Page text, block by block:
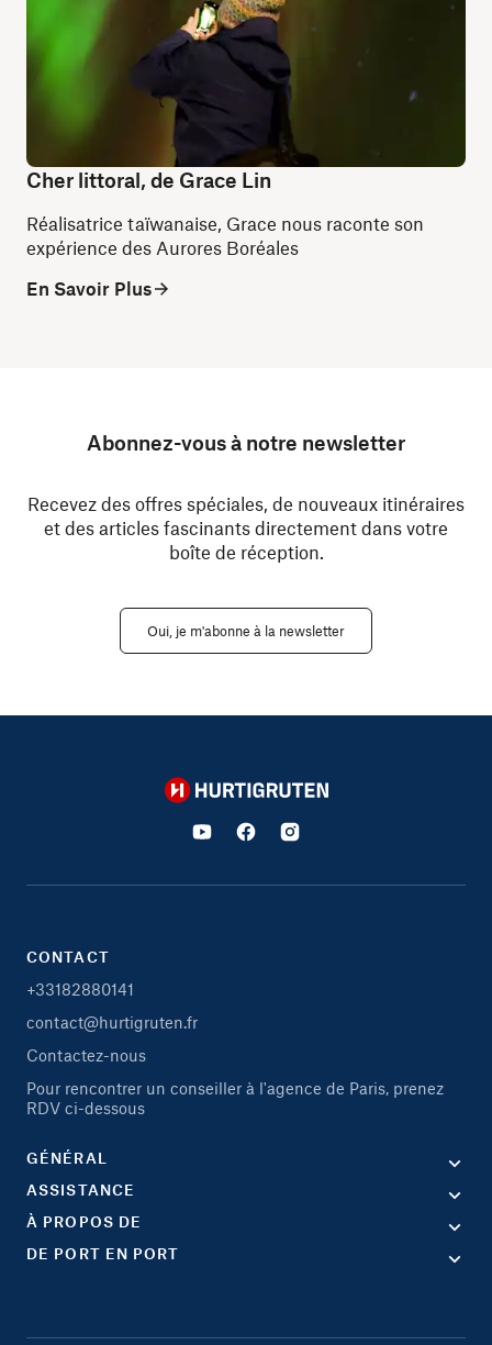
Cher littoral, de Grace Lin
Réalisatrice taïwanaise, Grace nous raconte son
expérience des Aurores Boréales
En Savoir Plus
Abonnez-vous à notre newsletter
Recevez des offres spéciales, de nouveaux itinéraires
et des articles fascinants directement dans votre
boîte de réception.
Oui, je m'abonne à la newsletter
Hurtigruten
CONTACT
+33182880141
contact@hurtigruten.fr
Contactez-nous
Pour rencontrer un conseiller à l'agence de Paris, prenez
RDV ci-dessous
GÉNÉRAL
ASSISTANCE
À PROPOS DE
DE PORT EN PORT